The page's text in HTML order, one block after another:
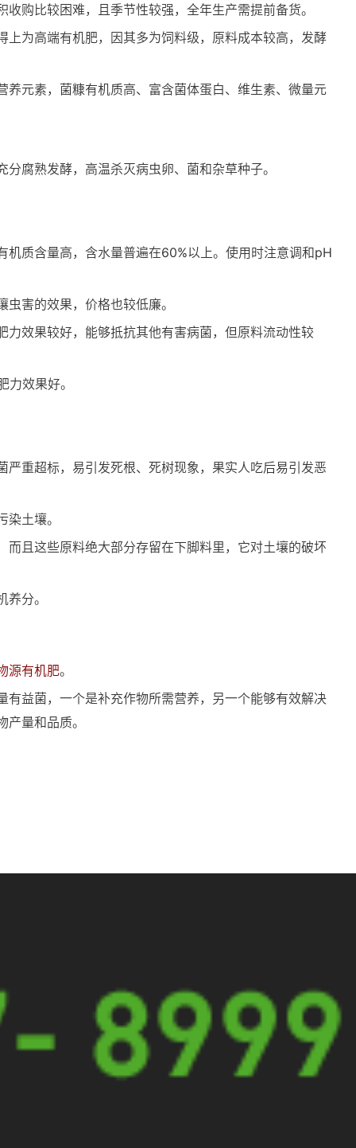
购比较困难，且季节性较强，全年生产需提前备货。
为高端有机肥，因其多为饲料级，原料成本较高，发酵
元素，菌糠有机质高、富含菌体蛋白、维生素、微量元
腐熟发酵，高温杀灭病虫卵、菌和杂草种子。
质含量高，含水量普遍在60%以上。使用时注意调和pH
害的效果，价格也较低廉。
效果较好，能够抵抗其他有害病菌，但原料流动性较
效果好。
重超标，易引发死根、死树现象，果实人吃后易引发恶
土壤。
且这些原料绝大部分存留在下脚料里，它对土壤的破坏
分。
源有机肥。
益菌，一个是补充作物所需营养，另一个能够有效解决
量和品质。